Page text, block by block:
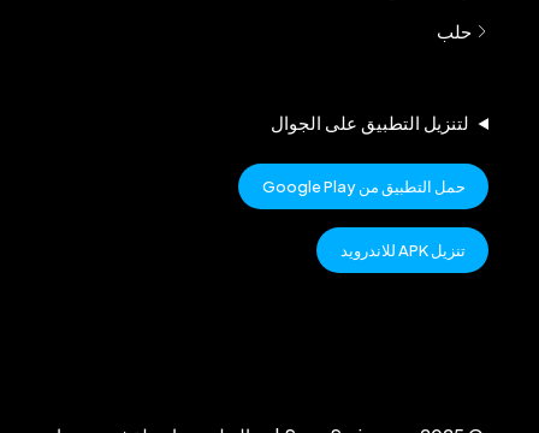
حلب
لتنزيل التطبيق على الجوال
حمل التطبيق من Google Play
تنزيل APK للاندرويد